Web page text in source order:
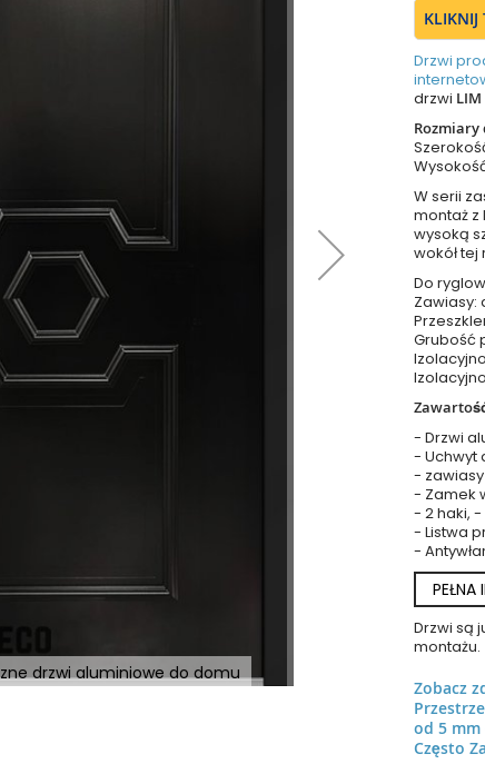
drzwi aluminiowe do domu
KLIKNIJ
Drzwi
drzwi LIM
Rozmiary
W serii
montaż z
wysoką
wokół
Do
Zawiasy:
Grubość
- Drzwi
- Uchwyt
-
- Zamek
- 2 haki,
- Listwa
-
Drzwi są
montażu.
Zobacz
od 5 mm
Często